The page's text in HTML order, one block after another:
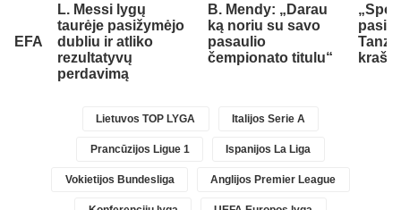
L. Messi lygų
taurėje pasižymėjo
dubliu ir atliko
rezultatyvų
perdavimą
B. Mendy: „Darau
ką noriu su savo
pasaulio
čempionato titulu“
Lietuvos TOP LYGA Italijos Serie A
Prancūzijos Ligue 1 Ispanijos La Liga
Vokietijos Bundesliga Anglijos Premier League